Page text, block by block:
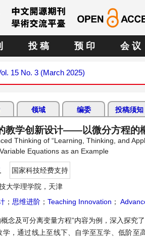
投 稿 预 印 会 议
15 No. 3 (March 2025)
领域 编委 投稿须知
教学创新设计——以微分方程的
Thinking of “Learning, Thinking, and
Equations as an Example
国家科技经费支持
大学理学院，天津
； 思维进阶 ； Teaching Innovation ；
念及可分离变量方程”内容为例，深入探究
，通过线上至线下、自学至互学、低阶